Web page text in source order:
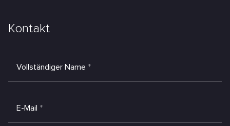
Kontakt
Vollständiger Name *
E-Mail *